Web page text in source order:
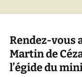
Rendez-vous
Martin de
l’égide du